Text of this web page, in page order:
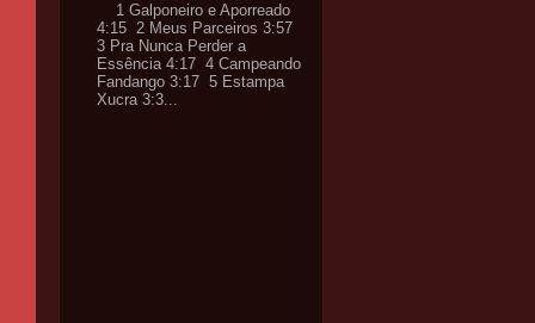
1 Galponeiro e Aporreado
4:15 2 Meus Parceiros 3:57
3 Pra Nunca Perder a
Essência 4:17 4 Campeando
Fandango 3:17 5 Estampa
Xucra 3:3...